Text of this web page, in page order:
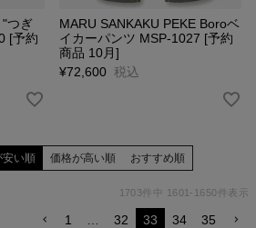
"つぎ
[予約
MARU SANKAKU PEKE Boroベ
イカーパンツ MSP-1027 [予約
商品 10月]
¥72,600 税込
安い順 価格が高い順 おすすめ順
1703件中 1601 - 1650件表示
1 32 33 34 35